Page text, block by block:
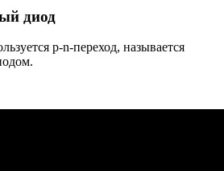
диод
p-n-переход, называется